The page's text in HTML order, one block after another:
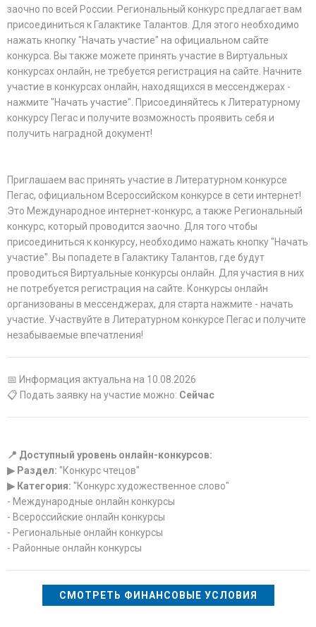
заочно по всей России. Региональный конкурс предлагает вам
присоединиться к Галактике Талантов. Для этого необходимо
нажать кнопку "Начать участие" на официальном сайте
конкурса. Вы также можете принять участие в Виртуальных
конкурсах онлайн, не требуется регистрация на сайте. Начните
участие в конкурсах онлайн, находящихся в мессенджерах -
нажмите "Начать участие". Присоединяйтесь к Литературному
конкурсу Пегас и получите возможность проявить себя и
получить наградной документ!
Приглашаем вас принять участие в Литературном конкурсе
Пегас, официальном Всероссийском конкурсе в сети интернет!
Это Международное интернет-конкурс, а также Региональный
конкурс, который проводится заочно. Для того чтобы
присоединиться к конкурсу, необходимо нажать кнопку "Начать
участие". Вы попадете в Галактику Талантов, где будут
проводиться Виртуальные конкурсы онлайн. Для участия в них
не потребуется регистрация на сайте. Конкурсы онлайн
организованы в мессенджерах, для старта нажмите - начать
участие. Участвуйте в Литературном конкурсе Пегас и получите
незабываемые впечатления!
📅 Информация актуальна на 10.08.2026
📋 Подать заявку на участие можно: Сейчас
📍 Доступный уровень онлайн-конкурсов:
▶ Раздел: "Конкурс чтецов"
▶ Категория: "Конкурс художественное слово"
- Международные онлайн конкурсы
- Всероссийские онлайн конкурсы
- Региональные онлайн конкурсы
- Районные онлайн конкурсы
СМОТРЕТЬ ФИНАНСОВЫЕ УСЛОВИЯ